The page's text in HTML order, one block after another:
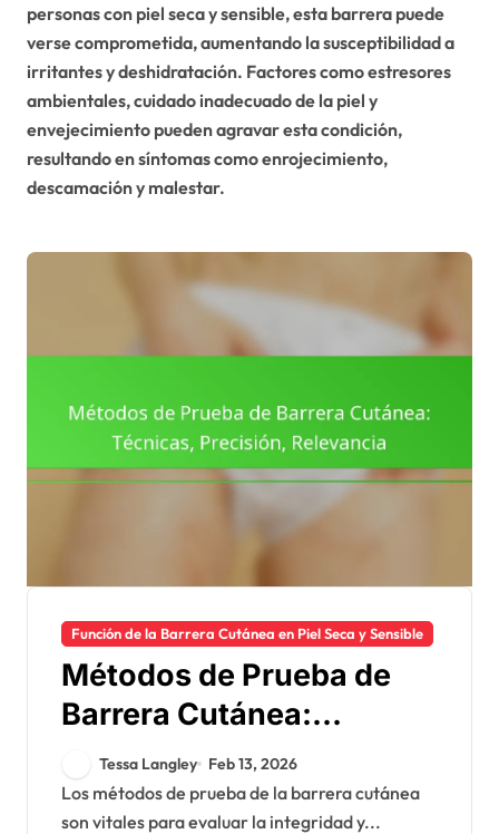
personas con piel seca y sensible, esta barrera puede
verse comprometida, aumentando la susceptibilidad a
irritantes y deshidratación. Factores como estresores
ambientales, cuidado inadecuado de la piel y
envejecimiento pueden agravar esta condición,
resultando en síntomas como enrojecimiento,
descamación y malestar.
Función de la Barrera Cutánea en Piel Seca y Sensible
Métodos de Prueba de
Barrera Cutánea:
Técnicas, Precisión,
Relevancia
Tessa Langley Feb 13, 2026
Los métodos de prueba de la barrera cutánea
son vitales para evaluar la integridad y...